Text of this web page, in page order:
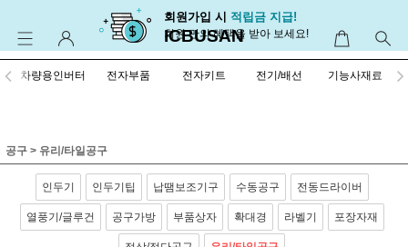
회원가입 시 적립금 지급!
회원 만의 혜택을 받아 보세요!
ICBUSAN
차량용인버터 전자부품 전자키트 전기/배선 기능사재료
공구 > 유리/타일공구
인두기 인두기팁 납땜보조기구 수동공구 전동드라이버
열풍기/글루건 공구가방 부품상자 확대경 라벨기 포장자재